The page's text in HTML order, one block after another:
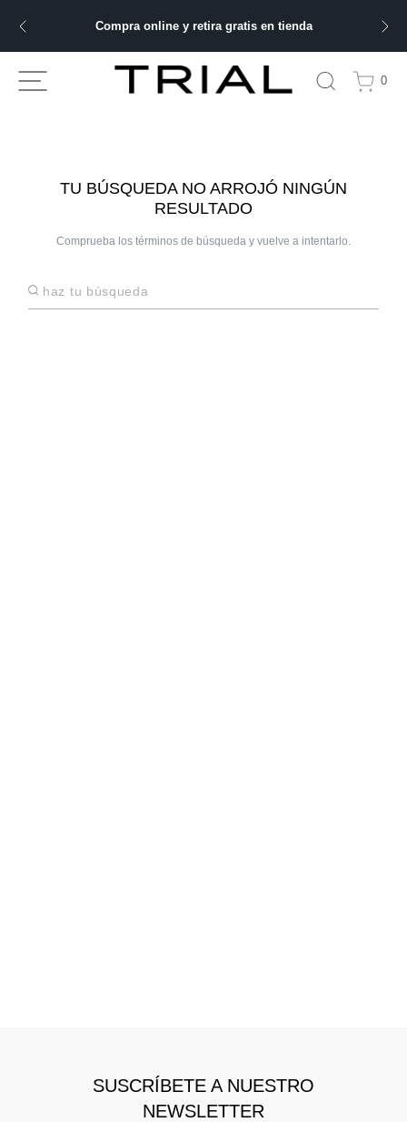
Compra online y retira gratis en tienda
0
TU BÚSQUEDA NO ARROJÓ NINGÚN
RESULTADO
Comprueba los términos de búsqueda y vuelve a intentarlo.
Haz tu búsqueda
SUSCRÍBETE A NUESTRO
NEWSLETTER
BUSCADOS